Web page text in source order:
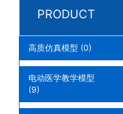
PRODUCT
高质仿真模型 (0)
电动医学教学模型
(9)